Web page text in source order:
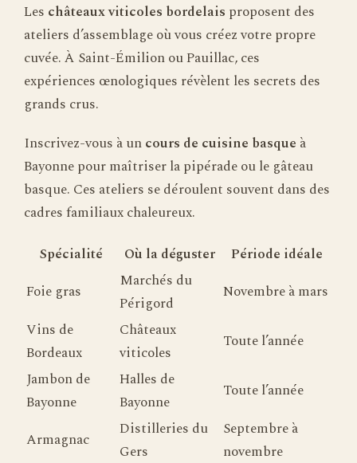
Les châteaux viticoles bordelais proposent des
ateliers d’assemblage où vous créez votre propre
cuvée. À Saint-Émilion ou Pauillac, ces
expériences œnologiques révèlent les secrets des
grands crus.
Inscrivez-vous à uncours de cuisine basque à
Bayonne pour maîtriser la pipérade ou le gâteau
basque. Ces ateliers se déroulent souvent dans des
cadres familiaux chaleureux.
Spécialité
Où la déguster
Période idéale
Foie gras
Marchés du
Périgord
Novembre à mars
Vins de
Bordeaux
Châteaux
viticoles
Toute l’année
Jambon de
Bayonne
Halles de
Bayonne
Toute l’année
Armagnac
Distilleries du
Gers
Septembre à
novembre